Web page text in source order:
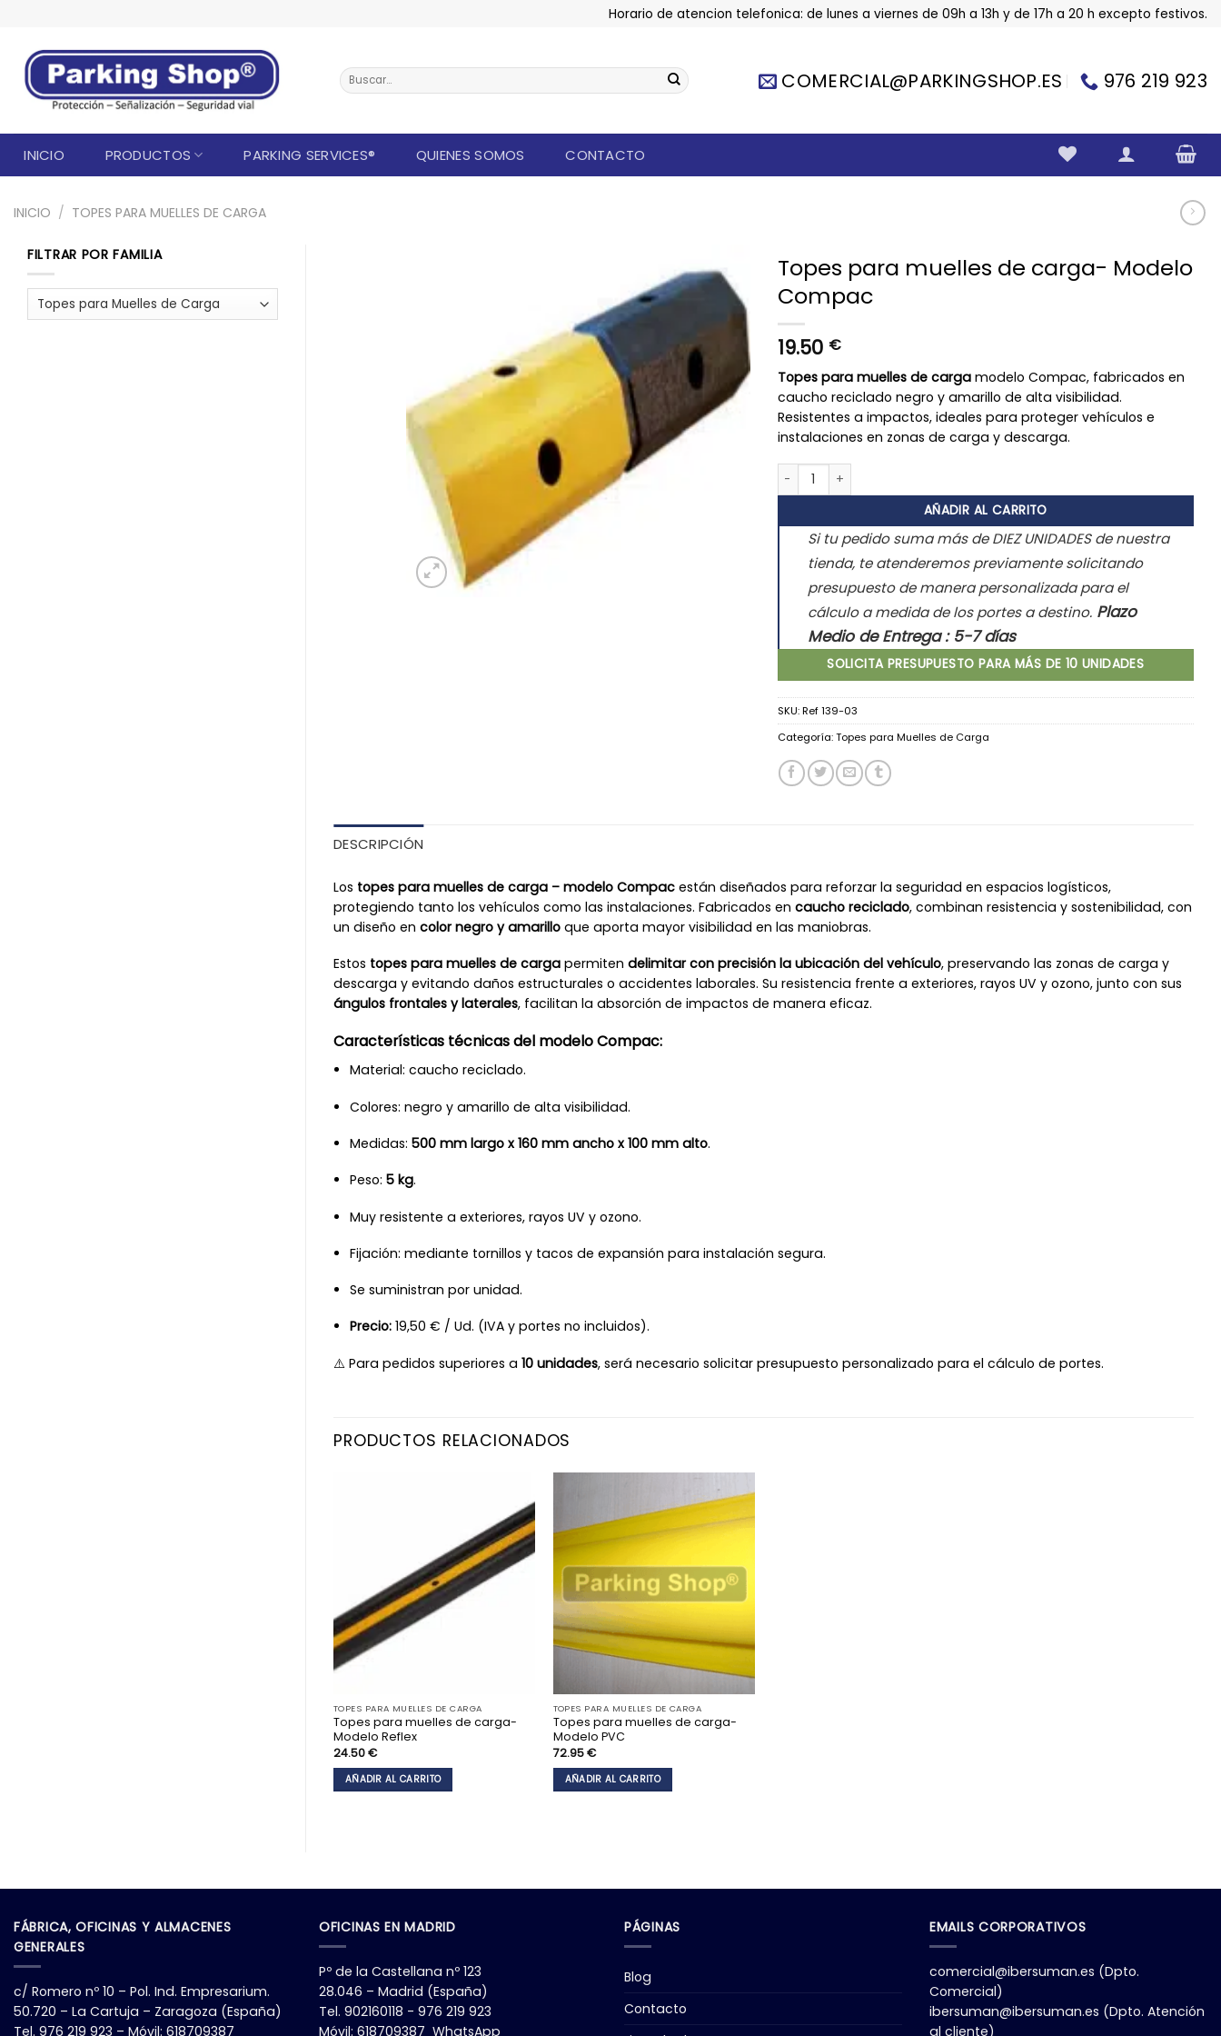
contenido
Horario de atencion telefonica: de lunes a viernes de 09h a 13h y de 17h a 20 h excepto festivos.
Buscar
por:
COMERCIAL@PARKINGSHOP.ES 976 219 923
INICIO PRODUCTOS PARKING SERVICES® QUIENES SOMOS CONTACTO
INICIO / TOPES PARA MUELLES DE CARGA
FILTRAR POR FAMILIA
deseos
Topes para muelles de carga- Modelo
Compac
19.50 €
Topes para muelles de cargamodelo Compac, fabricados en
caucho reciclado negro y amarillo de alta visibilidad.
Resistentes a impactos, ideales para proteger vehículos e
instalaciones en zonas de carga y descarga.
Topes para muelles de carga- Modelo Compac cantidad
AÑADIR AL CARRITO
Si tu pedido suma más de DIEZ UNIDADES de nuestra
tienda, te atenderemos previamente solicitando
presupuesto de manera personalizada para el
cálculo a medida de los portes a destino. Plazo
Medio de Entrega : 5-7 días
SOLICITA PRESUPUESTO PARA MÁS DE 10 UNIDADES
SKU:Ref 139-03
Categoría:Topes para Muelles de Carga
DESCRIPCIÓN
Los topes para muelles de carga – modelo Compac están diseñados para reforzar la seguridad en espacios logísticos,
protegiendo tanto los vehículos como las instalaciones. Fabricados en caucho reciclado, combinan resistencia y sostenibilidad, con
un diseño en color negro y amarillo que aporta mayor visibilidad en las maniobras.
Estos topes para muelles de carga permiten delimitar con precisión la ubicación del vehículo, preservando las zonas de carga y
descarga y evitando daños estructurales o accidentes laborales. Su resistencia frente a exteriores, rayos UV y ozono, junto con sus
ángulos frontales y laterales, facilitan la absorción de impactos de manera eficaz.
Características técnicas del modelo Compac:
Material: caucho reciclado.
Colores: negro y amarillo de alta visibilidad.
Medidas:500 mm largo x 160 mm ancho x 100 mm alto.
Peso:5 kg.
Muy resistente a exteriores, rayos UV y ozono.
Fijación: mediante tornillos y tacos de expansión para instalación segura.
Se suministran por unidad.
Precio: 19,50 € / Ud. (IVA y portes no incluidos).
⚠️ Para pedidos superiores a 10 unidades, será necesario solicitar presupuesto personalizado para el cálculo de portes.
PRODUCTOS RELACIONADOS
Añadir
a la
lista
de
deseos
TOPES PARA MUELLES DE CARGA
Topes para muelles de carga-
Modelo Reflex
24.50€
AÑADIR AL CARRITO
Añadir
a la
deseos
TOPES PARA MUELLES DE CARGA
Topes para muelles de carga-
Modelo PVC
72.95€
AÑADIR AL CARRITO
FÁBRICA, OFICINAS Y ALMACENES
GENERALES
c/ Romero nº 10 – Pol. Ind. Empresarium.
50.720 – La Cartuja – Zaragoza (España)
Tel. 976 219 923 – Móvil: 618709387
OFICINAS EN MADRID
Pº de la Castellana nº 123
28.046 – Madrid (España)
Tel. 902160118 - 976 219 923
Móvil: 618709387 WhatsApp
PÁGINAS
Blog
Contacto
EMAILS CORPORATIVOS
comercial@ibersuman.es (Dpto.
Comercial)
ibersuman@ibersuman.es (Dpto. Atención
al cliente)